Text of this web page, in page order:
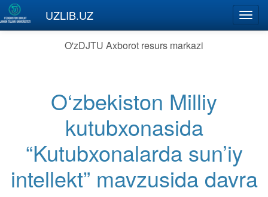
Skip to main content
UZLIB.UZ
O'zDJTU Axborot resurs markazi
O‘zbekiston Milliy
kutubxonasida
“Kutubxonalarda sun’iy
intellekt” mavzusida davra